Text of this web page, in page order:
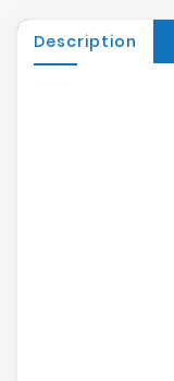
Description